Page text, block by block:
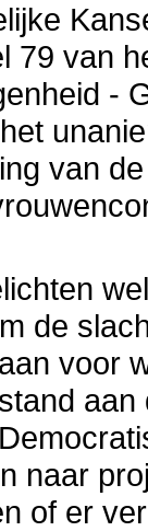
79 van
-
van
de
voor
naar
of er